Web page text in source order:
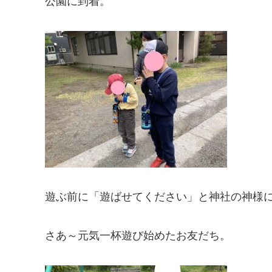
遊ぶ前に「遊ばせてください」と神社の神様
さあ～元気一杯遊び始めたお友だち。